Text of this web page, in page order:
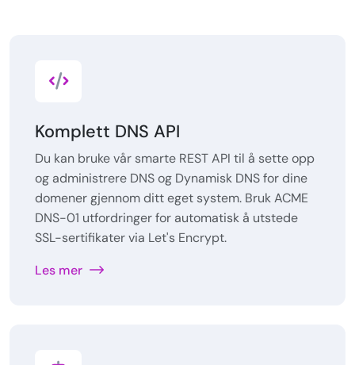
Komplett DNS API
Du kan bruke vår smarte REST API til å sette opp
og administrere DNS og Dynamisk DNS for dine
domener gjennom ditt eget system. Bruk ACME
DNS-01 utfordringer for automatisk å utstede
SSL-sertifikater via Let's Encrypt.
Les mer